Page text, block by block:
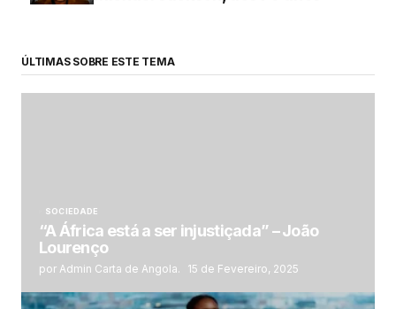
ÚLTIMAS SOBRE ESTE TEMA
SOCIEDADE
“A África está a ser injustiçada” – João
Lourenço
por Admin Carta de Angola. 15 de Fevereiro, 2025